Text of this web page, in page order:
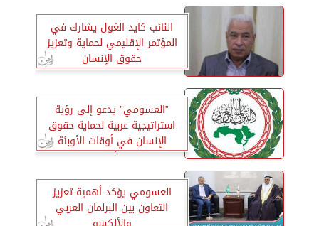
النائب كايد الغول يشارك في
المؤتمر الإقليمي لحماية وتعزيز
حقوق الإنسان
”العسومي” يدعو إلى رؤية
استراتيجية عربية لحماية حقوق
الإنسان في أوقات الأوبئة
والأزمات
العسومي يؤكد أهمية تعزيز
التعاون بين البرلمان العربي